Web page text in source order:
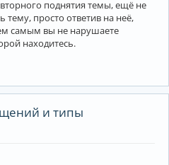
поднятия темы, ещё не
просто ответив на неё,
самым вы не нарушаете
находитесь.
и типы